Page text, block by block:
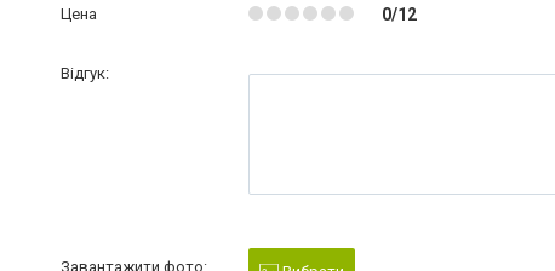
Цена 0/12
Відгук:
Завантажити фото: